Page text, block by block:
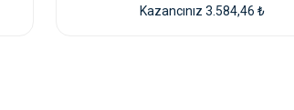
Kazancınız 3.584,46 ₺